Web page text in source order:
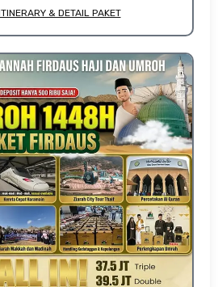
& DETAIL PAKET